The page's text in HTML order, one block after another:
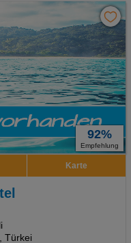
92%
Empfehlung
Karte
Türkei